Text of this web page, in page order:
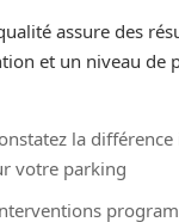
assure des
et un niveau de
la
votre parking